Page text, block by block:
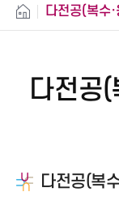
다전공(복수
다전공
다전공(복